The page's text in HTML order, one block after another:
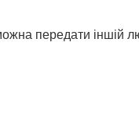
передати іншій